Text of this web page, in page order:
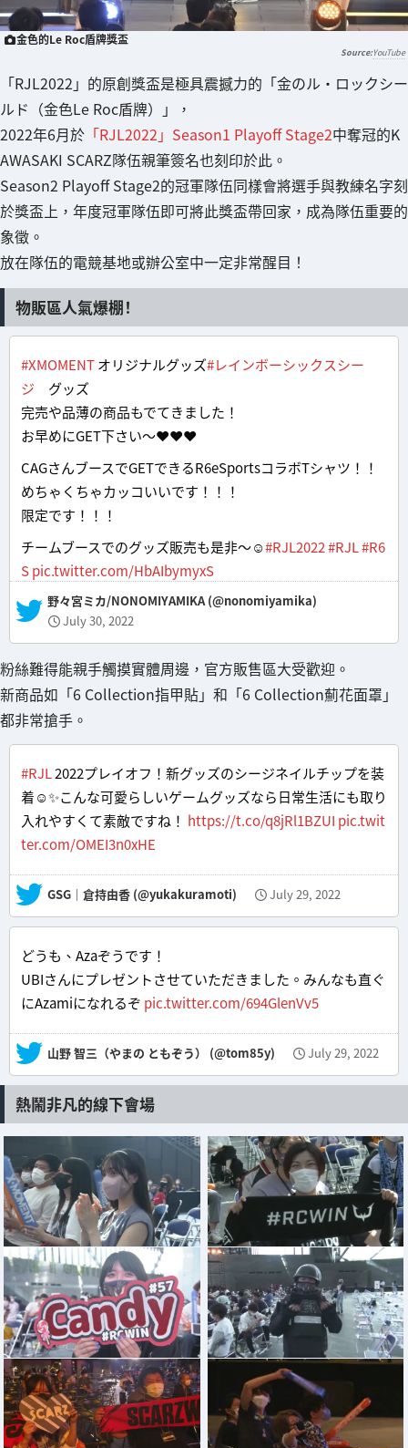
金色的Le Roc盾牌獎盃
YouTube
「RJL2022」的原創獎盃是極具震撼力的「金のル・ロックシー
ルド（金色Le Roc盾牌）」，
2022年6月於 「RJL2022」Season1 Playoff Stage2中奪冠的K
AWASAKI SCARZ隊伍親筆簽名也刻印於此。
Season2 Playoff Stage2的冠軍隊伍同樣會將選手與教練名字刻
於獎盃上，年度冠軍隊伍即可將此獎盃帶回家，成為隊伍重要的
象徵。
放在隊伍的電競基地或辦公室中一定非常醒目！
物販區人氣爆棚！
#XMOMENTオリジナルグッズ#レインボーシックスシー
ジ グッズ
完売や品薄の商品もでてきました！
お早めにGET下さい〜❤️❤️❤️
CAGさんブースでGETできるR6eSportsコラボTシャツ！！
めちゃくちゃカッコいいです！！！
限定です！！！
チームブースでのグッズ販売も是非〜☺️#RJL2022#RJL#R6
Spic.twitter.com/HbAIbymyxS
— 野々宮ミカ/NONOMIYAMIKA (@nonomiyamika)
July 30, 2022
粉絲難得能親手觸摸實體周邊，官方販售區大受歡迎。
新商品如「6 Collection指甲貼」和「6 Collection薊花面罩」
都非常搶手。
#RJL2022プレイオフ！新グッズのシージネイルチップを装
着☺️✨こんな可愛らしいゲームグッズなら日常生活にも取り
入れやすくて素敵ですね！ https://t.co/q8jRl1BZUI pic.twit
ter.com/OMEI3n0xHE
— GSG｜倉持由香 (@yukakuramoti) July 29, 2022
どうも、Azaぞうです！
UBIさんにプレゼントさせていただきました。みんなも直ぐ
にAzamiになれるぞ pic.twitter.com/694GlenVv5
— 山野 智三（やまの ともぞう） (@tom85y) July 29, 2022
熱鬧非凡的線下會場